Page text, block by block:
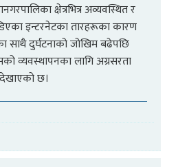
क्षेत्रभित्र अव्यवस्थित र
इन्टरनेटका तारहरूका कारण
साथै दुर्घटनाको जोखिम बढेपछि
व्यवस्थापनका लागि अग्रसरता
देखाएको छ।